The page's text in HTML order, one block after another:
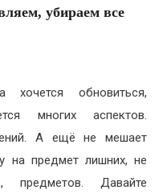
убираем все
обновиться,
многих аспектов.
А ещё не мешает
на предмет лишних, не
предметов. Давайте